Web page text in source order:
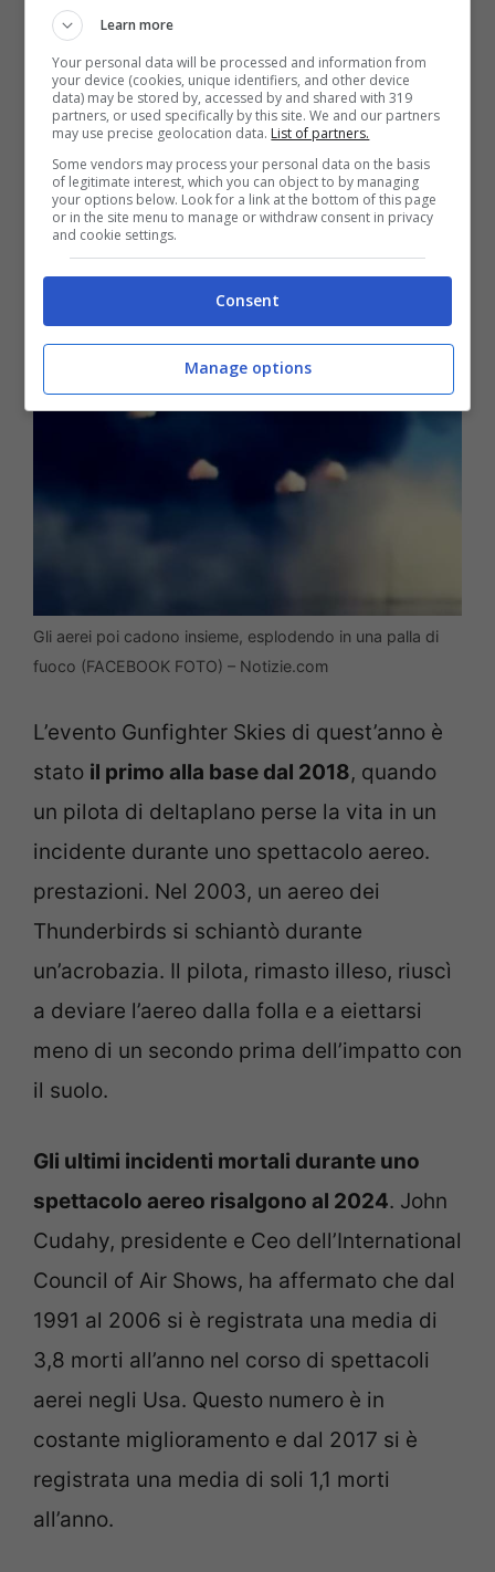
segnalato
raffiche fino a 47 km/hal momento
dell’incidente. Fortunatamente entrambi gli
equipaggi siano riusciti a eiettarsi dai loro
aerei, cosa che di solito dopo una
collisione non si ha la possibilità di fare.
Gli aerei poi cadono insieme, esplodendo in una palla di
fuoco (FACEBOOK FOTO) – Notizie.com
L’evento Gunfighter Skies di quest’anno è
stato il primo alla base dal 2018, quando
un pilota di deltaplano perse la vita in un
incidente durante uno spettacolo aereo.
prestazioni. Nel 2003, un aereo dei
Thunderbirds si schiantò durante
un’acrobazia. Il pilota, rimasto illeso, riuscì
a deviare l’aereo dalla folla e a eiettarsi
meno di un secondo prima dell’impatto con
il suolo.
Gli ultimi incidenti mortali durante uno
spettacolo aereo risalgono al 2024. John
Cudahy, presidente e Ceo dell’International
Council of Air Shows, ha affermato che dal
1991 al 2006 si è registrata una media di
3,8 morti all’anno nel corso di spettacoli
aerei negli Usa. Questo numero è in
costante miglioramento e dal 2017 si è
registrata una media di soli 1,1 morti
all’anno.
Learn more
Your personal data will be processed and information from
your device (cookies, unique identifiers, and other device
data) may be stored by, accessed by and shared with 319
partners, or used specifically by this site. We and our partners
may use precise geolocation data. List of partners.
Some vendors may process your personal data on the basis
of legitimate interest, which you can object to by managing
your options below. Look for a link at the bottom of this page
or in the site menu to manage or withdraw consent in privacy
and cookie settings.
Consent
Manage options